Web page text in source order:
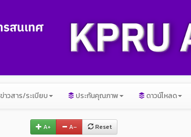
ข่าวสาร/ระเบียบ ประกันคุณภาพ ดาวน์โหลด
A+ A– Reset